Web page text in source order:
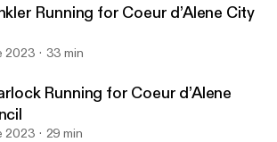
Running for Coeur d’Alene City
2023 33 min
Running for Coeur d’Alene
2023 29 min